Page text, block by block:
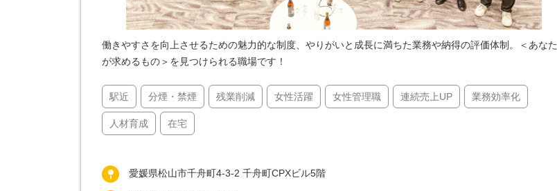
働きやすさを向上させるための魅力的な制度、やりがいと成長に満ちた業務や納得の評価体制。＜あなた
が求めるもの＞を見つけられる職場です！
駅近 分煙・禁煙 残業削減 女性活躍 女性管理職 連続売上UP 業務効率化
人材育成 在宅
愛媛県松山市千舟町4-3-2 千舟町CPXビル5階